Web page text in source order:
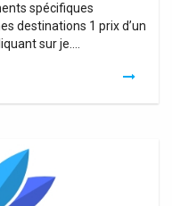
spécifiques
destinations 1 prix d’un
sur je….